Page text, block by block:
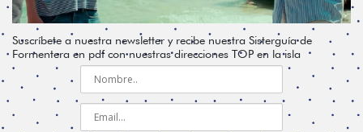
Suscríbete a nuestra newsletter y recibe nuestra Sisterguía de
Formentera en pdf con nuestras direcciones TOP en la isla